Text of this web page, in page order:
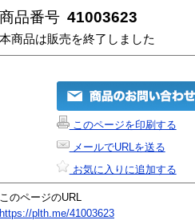
商品番号 41003623
本商品は販売を終了しました
このページを印刷する
メールでURLを送る
お気に入りに追加する
このページのURL
https://plth.me/41003623